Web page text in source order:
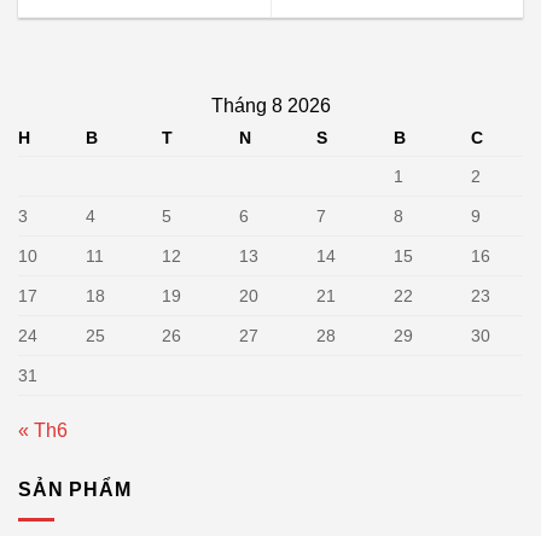
Tháng 8 2026
H B T N S B
C
1
2
3 4 5 6 7 8 9
10 11 12 13 14 15 16
17 18 19 20 21 22 23
24 25 26 27 28 29 30
31
« Th6
SẢN PHẨM